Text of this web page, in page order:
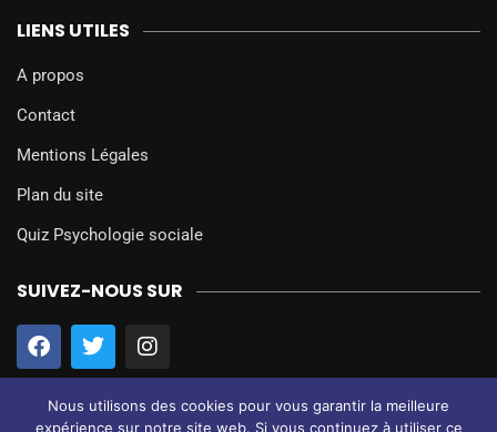
LIENS UTILES
A propos
Contact
Mentions Légales
Plan du site
Quiz Psychologie sociale
SUIVEZ-NOUS SUR
Nous utilisons des cookies pour vous garantir la meilleure
expérience sur notre site web. Si vous continuez à utiliser ce